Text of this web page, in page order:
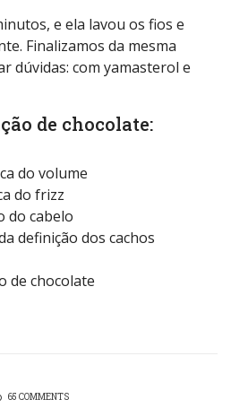
e ela lavou os fios e
Finalizamos da mesma
dúvidas: com yamasterol e
de chocolate:
do volume
do frizz
do cabelo
definição dos cachos
de chocolate
65 COMMENTS